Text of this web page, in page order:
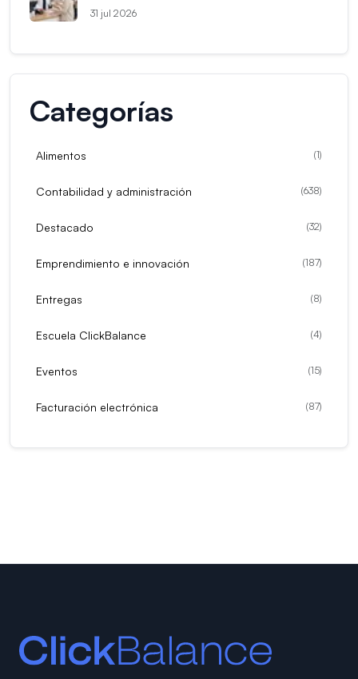
31 jul 2026
Categorías
Alimentos (1)
Contabilidad y administración (638)
Destacado (32)
Emprendimiento e innovación (187)
Entregas (8)
Escuela ClickBalance (4)
Eventos (15)
Facturación electrónica (87)